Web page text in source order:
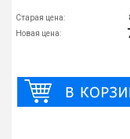
Старая цена:
Новая цена: